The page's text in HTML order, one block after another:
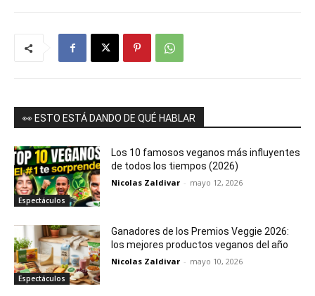
👀 ESTO ESTÁ DANDO DE QUÉ HABLAR
Espectáculos
Los 10 famosos veganos más influyentes
de todos los tiempos (2026)
Nicolas Zaldivar - mayo 12, 2026
Espectáculos
Ganadores de los Premios Veggie 2026:
los mejores productos veganos del año
Nicolas Zaldivar - mayo 10, 2026